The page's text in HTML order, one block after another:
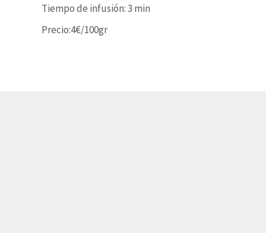
Tiempo de infusión: 3 min
Precio:4€/100gr